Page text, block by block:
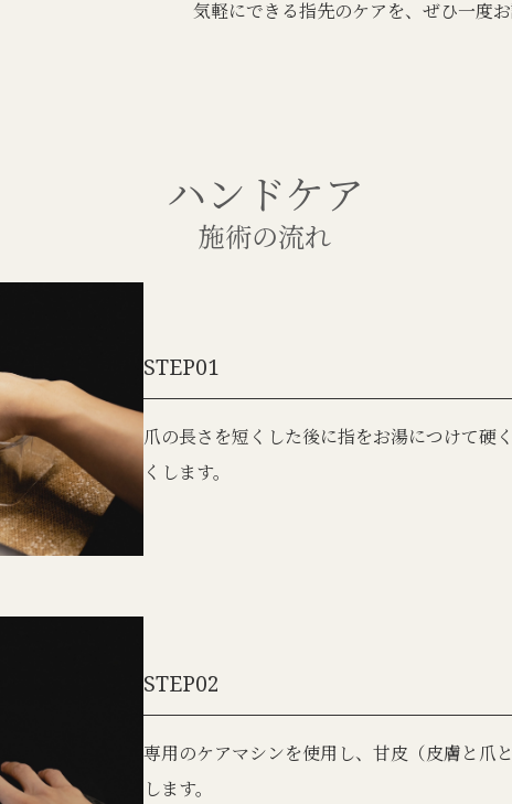
気軽にできる指先のケアを、ぜひ一度お
ハンドケア
施術の流れ
STEP01
爪の長さを短くした後に指をお湯につけて硬
くします。
STEP02
専用のケアマシンを使用し、甘皮（皮膚と爪
します。